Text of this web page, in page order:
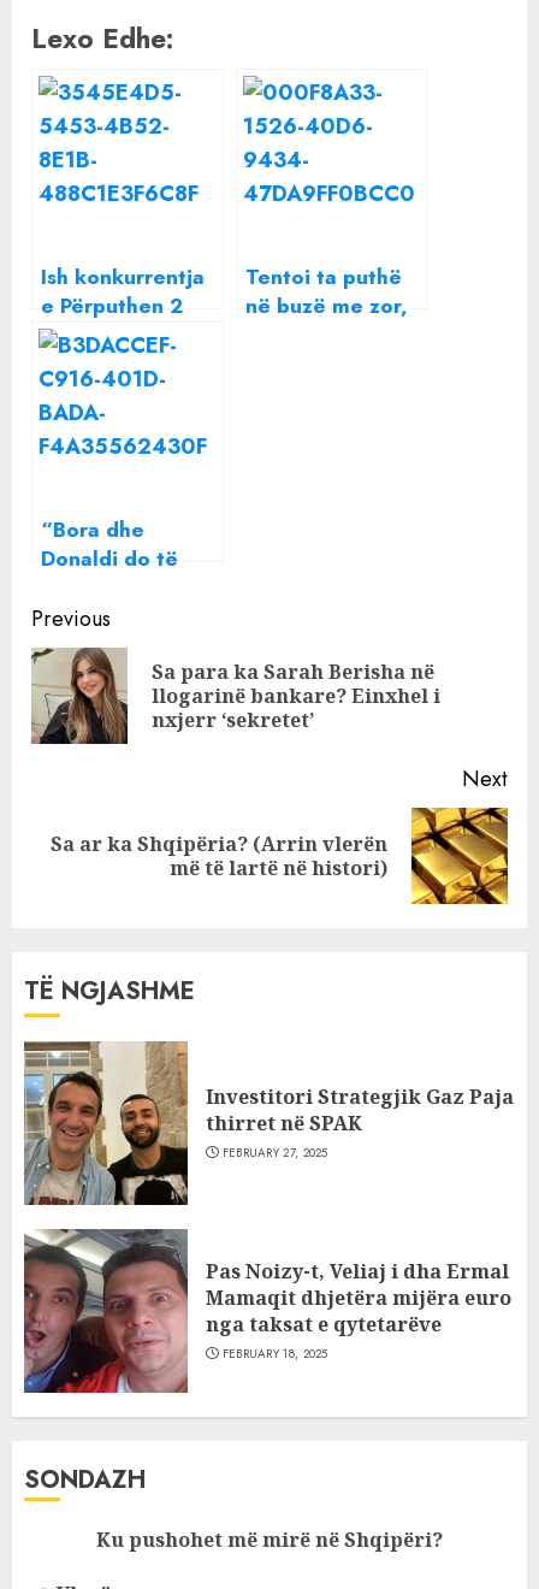
Lexo Edhe:
Ish konkurrentja
e Përputhen 2
bëhet nënë për
herë të parë!
Tentoi ta puthë
në buzë me zor,
“Bora dhe
Donaldi do të
ish-konkurrentja
e Përputhen
Continue
Reading
Previous
Sa para ka Sarah Berisha në
llogarinë bankare? Einxhel i
nxjerr ‘sekretet’
Next
Next
Sa ar ka Shqipëria? (Arrin vlerën
më të lartë në histori)
TË NGJASHME
Investitori Strategjik Gaz Paja
thirret në SPAK
FEBRUARY 27, 2025
Pas Noizy-t, Veliaj i dha Ermal
Mamaqit dhjetëra mijëra euro
nga taksat e qytetarëve
FEBRUARY 18, 2025
SONDAZH
Ku pushohet më mirë në Shqipëri?